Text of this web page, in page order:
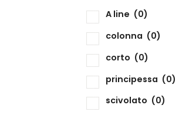
A line (0)
colonna (0)
corto (0)
principessa (0)
scivolato (0)